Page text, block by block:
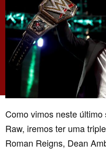
Como vimos neste
Raw, iremos ter uma
Roman Reigns, Dean